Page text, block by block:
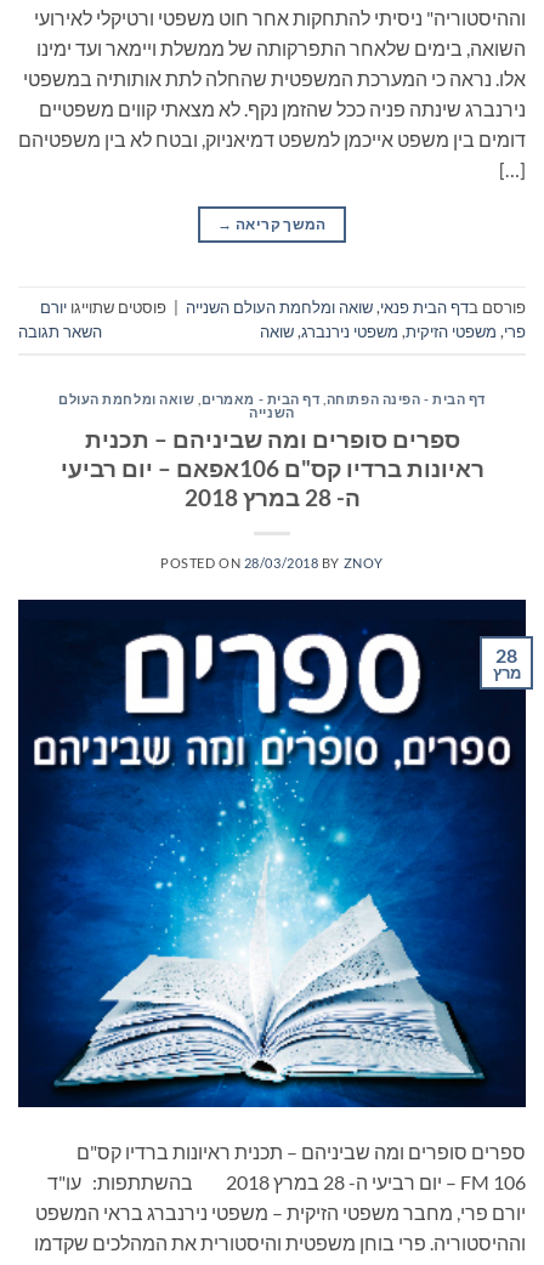
וההיסטוריה" ניסיתי להתחקות אחר חוט משפטי ורטיקלי לאירועי
השואה, בימים שלאחר התפרקותה של ממשלת ויימאר ועד ימינו
אלו. נראה כי המערכת המשפטית שהחלה לתת אותותיה במשפטי
נירנברג שינתה פניה ככל שהזמן נקף. לא מצאתי קווים משפטיים
דומים בין משפט אייכמן למשפט דמיאניוק, ובטח לא בין משפטיהם
[…]
המשך קריאה →
פורסם בדף הבית פנאי,שואה ומלחמת העולם השנייה פוסטים שתוייגו יורם
פרי, משפטי הזיקית, משפטי נירנברג,שואה השאר תגובה
דף הבית - הפינה הפתוחה דף הבית - מאמרים שואה ומלחמת העולם
השנייה
ספרים סופרים ומה שביניהם – תכנית
ראיונות ברדיו קס"ם 106אפאם – יום רביעי
ה- 28 במרץ 2018
POSTED ON 28/03/2018 BY ZNOY
28
מרץ
ספרים סופרים ומה שביניהם – תכנית ראיונות ברדיו קס"ם
106 FM – יום רביעי ה- 28 במרץ 2018 בהשתתפות: עו"ד
יורם פרי, מחבר משפטי הזיקית – משפטי נירנברג בראי המשפט
וההיסטוריה. פרי בוחן משפטית והיסטורית את המהלכים שקדמו